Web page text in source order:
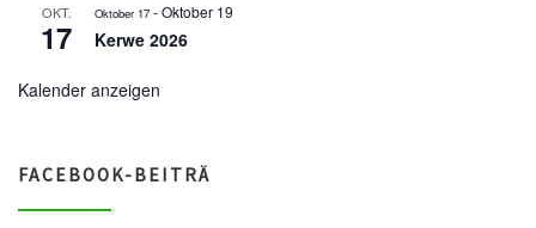
OKT.
17
Oktober 17 -Oktober 19
Kerwe 2026
Kalender anzeigen
FACEBOOK-BEITRÄ